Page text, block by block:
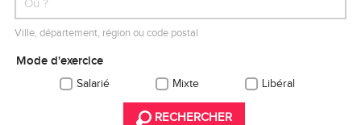
Ville, département, région ou code postal
Mode d'exercice
Salarié Mixte Libéral
RECHERCHER